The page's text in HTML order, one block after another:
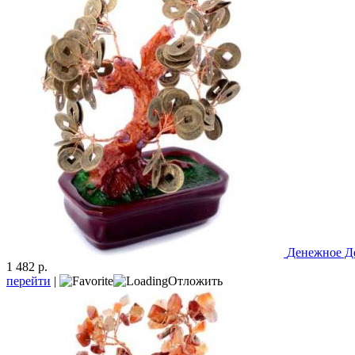
Денежное
1 482 р.
перейти | Отложить